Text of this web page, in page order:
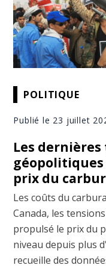
POLITIQUE
Publié le 23 juillet
Les
prix du
Les coûts du
Canada, les
propulsé le prix du
niveau depuis plus
recueille des